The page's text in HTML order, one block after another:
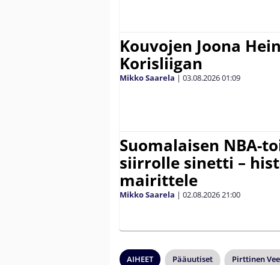
Kouvojen Joona
Korisliigan
Mikko Saarela | 03.08.202601:09
Suomalaisen NBA-
siirrolle sinetti –
mairittele
Mikko Saarela | 02.08.202621:00
AIHEET Pääuutiset Pirttinen